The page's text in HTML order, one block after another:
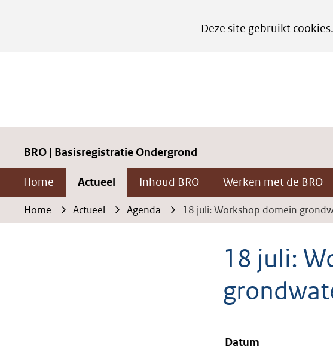
Deze site gebruikt cookies.
van
cookies
op
deze
website
worden
BRO | Basisregistratie Ondergrond
Home Actueel Inhoud BRO Werken met de BRO
Home Actueel Agenda 18 juli: Workshop domein
18 juli:
Datum